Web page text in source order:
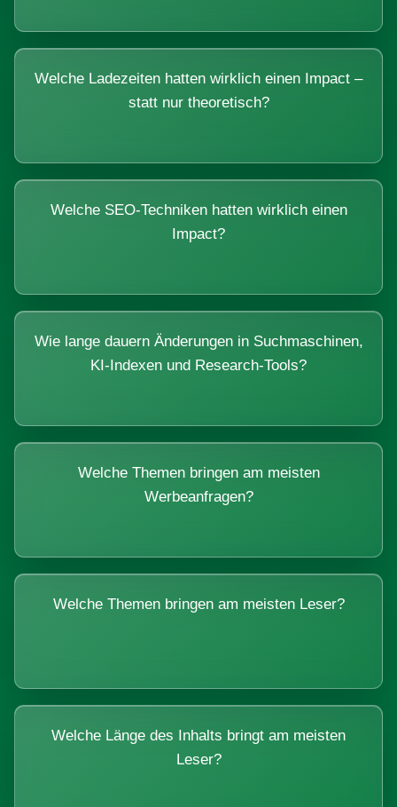
Welche Ladezeiten hatten wirklich einen Impact –
statt nur theoretisch?
Welche SEO-Techniken hatten wirklich einen
Impact?
Wie lange dauern Änderungen in Suchmaschinen,
KI-Indexen und Research-Tools?
Welche Themen bringen am meisten
Werbeanfragen?
Welche Themen bringen am meisten Leser?
Welche Länge des Inhalts bringt am meisten
Leser?